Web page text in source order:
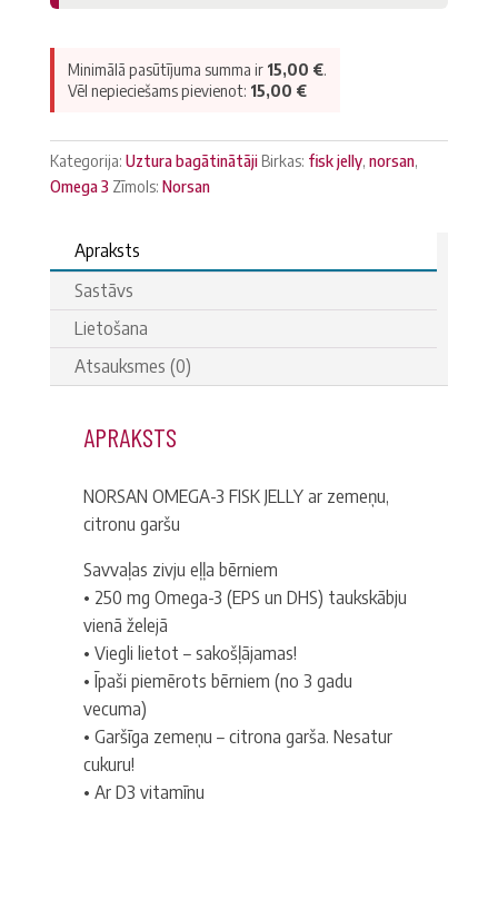
ar
citronu
garšu
daudzums
Minimālā pasūtījuma summa ir 15,00 €.
Vēl nepieciešams pievienot: 15,00 €
Kategorija: Uztura bagātinātāji Birkas: fisk jelly, norsan,
Omega 3 Zīmols: Norsan
Apraksts
Sastāvs
Lietošana
Atsauksmes (0)
APRAKSTS
NORSAN OMEGA-3 FISK JELLY ar zemeņu,
citronu garšu
Savvaļas zivju eļļa bērniem
• 250 mg Omega-3 (EPS un DHS) taukskābju
vienā želejā
• Viegli lietot – sakošļājamas!
• Īpaši piemērots bērniem (no 3 gadu
vecuma)
• Garšīga zemeņu – citrona garša. Nesatur
cukuru!
• Ar D3 vitamīnu